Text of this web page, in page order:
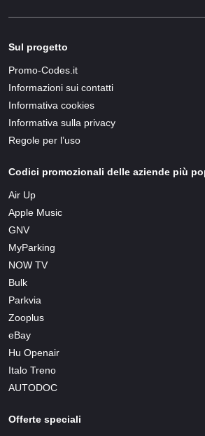
Sul progetto
Promo-Codes.it
Informazioni sui contatti
Informativa cookies
Informativa sulla privacy
Regole per l’uso
Codici promozionali delle aziende più
Air Up
Apple Music
GNV
MyParking
NOW TV
Bulk
Parkvia
Zooplus
eBay
Hu Openair
Italo Treno
AUTODOC
Offerte speciali